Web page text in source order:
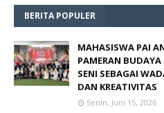
BERITA POPULER
MAHASISWA PAI
PAMERAN
SENI SEBAGAI
DAN KREATIVITAS
Senin, Juni 15, 2026